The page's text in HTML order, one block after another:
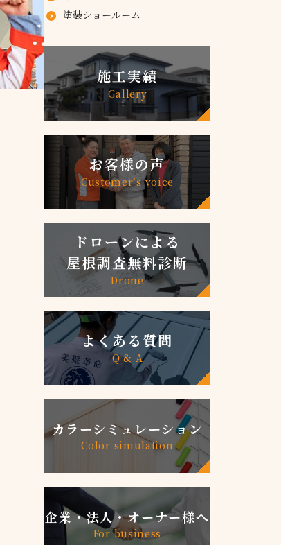
塗装ショールーム
施工実績
Gallery
お客様の声
Customer’s voice
ドローンによる
屋根調査無料診断
Drone
よくある質問
Q & A
カラーシミュレーション
Color simulation
企業・法人・オーナー様へ
For business